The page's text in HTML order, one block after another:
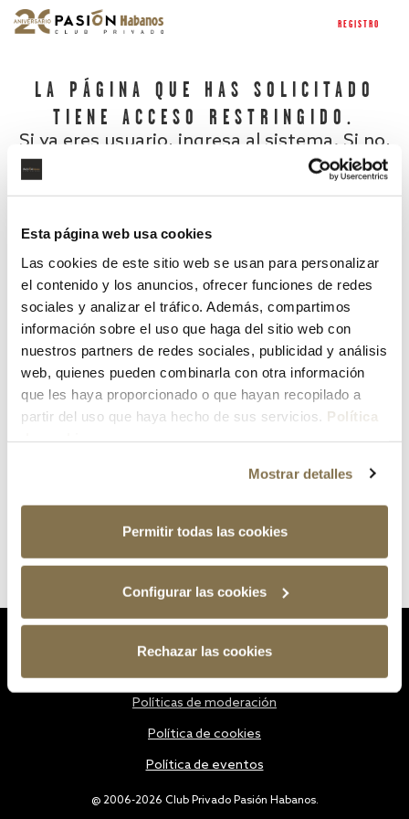
Esta página web usa cookies
Las cookies de este sitio web se usan para personalizar
el contenido y los anuncios, ofrecer funciones de redes
sociales y analizar el tráfico. Además, compartimos
información sobre el uso que haga del sitio web con
nuestros partners de redes sociales, publicidad y análisis
web, quienes pueden combinarla con otra información
que les haya proporcionado o que hayan recopilado a
partir del uso que haya hecho de sus servicios. Política
Mostrar detalles
Permitir todas las cookies
Configurar las cookies
Rechazar las cookies
REGISTRO
LA PÁGINA QUE HAS SOLICITADO
TIENE ACCESO RESTRINGIDO.
Si ya eres usuario, ingresa al sistema. Si no,
¿Has olvidado tu contraseña?
@ 2006-2026 Club Privado Pasión Habanos.
Políticas de moderación
Política de cookies
Política de eventos